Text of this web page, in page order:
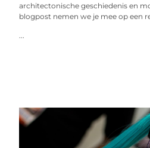
architectonische geschiedenis en
blogpost nemen we je mee op een
...